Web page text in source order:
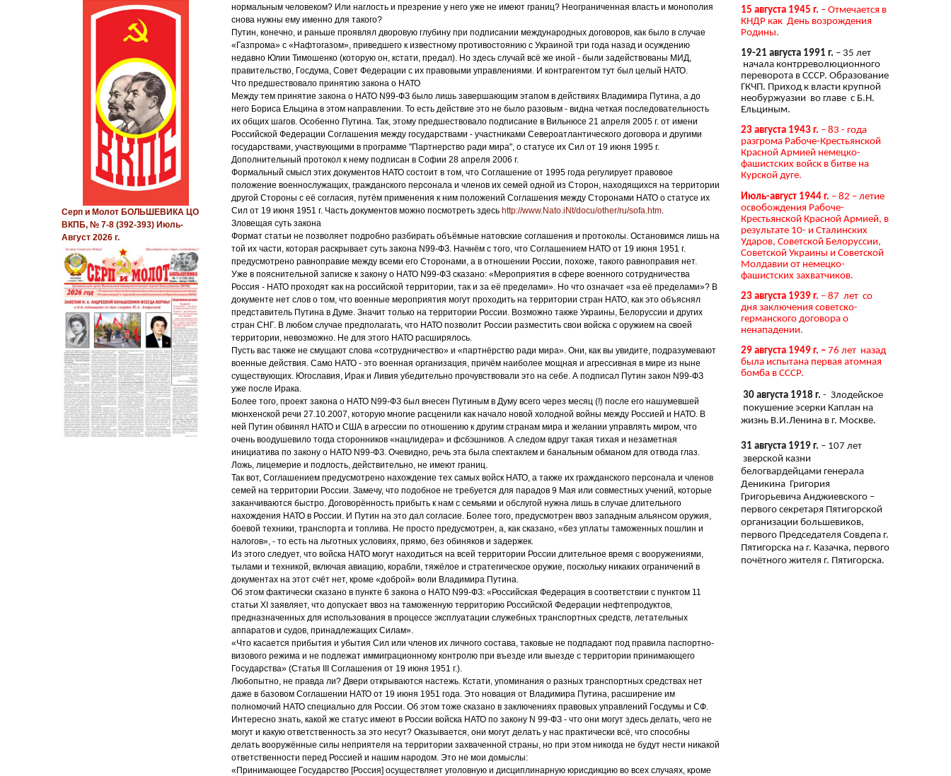
нормальным человеком? Или наглость и презрение у него уже не имеют границ? Неограниченная власть и монополия
снова нужны ему именно для такого?
Путин, конечно, и раньше проявлял дворовую глубину при подписании международных договоров, как было в случае
«Газпрома» с «Нафтогазом», приведшего к известному противостоянию с Украиной три года назад и осуждению
недавно Юлии Тимошенко (которую он, кстати, предал). Но здесь случай всё же иной - были задействованы МИД,
правительство, Госдума, Совет Федерации с их правовыми управлениями. И контрагентом тут был целый НАТО.
Что предшествовало принятию закона о НАТО
Между тем принятие закона о НАТО N99-ФЗ было лишь завершающим этапом в действиях Владимира Путина, а до
него Бориса Ельцина в этом направлении. То есть действие это не было разовым - видна четкая последовательность
их общих шагов. Особенно Путина. Так, этому предшествовало подписание в Вильнюсе 21 апреля 2005 г. от имени
Российской Федерации Соглашения между государствами - участниками Североатлантического договора и другими
государствами, участвующими в программе "Партнерство ради мира", о статусе их Сил от 19 июня 1995 г.
Дополнительный протокол к нему подписан в Софии 28 апреля 2006 г.
Формальный смысл этих документов НАТО состоит в том, что Соглашение от 1995 года регулирует правовое
положение военнослужащих, гражданского персонала и членов их семей одной из Сторон, находящихся на территории
другой Стороны с её согласия, путём применения к ним положений Соглашения между Сторонами НАТО о статусе их
Сил от 19 июня 1951 г. Часть документов можно посмотреть здесь http://www.Nato.iNt/docu/other/ru/sofa.htm.
Зловещая суть закона
Формат статьи не позволяет подробно разбирать объёмные натовские соглашения и протоколы. Остановимся лишь на
той их части, которая раскрывает суть закона N99-ФЗ. Начнём с того, что Соглашением НАТО от 19 июня 1951 г.
предусмотрено равноправие между всеми его Сторонами, а в отношении России, похоже, такого равноправия нет.
Уже в пояснительной записке к закону о НАТО N99-ФЗ сказано: «Мероприятия в сфере военного сотрудничества
Россия - НАТО проходят как на российской территории, так и за её пределами». Но что означает «за её пределами»? В
документе нет слов о том, что военные мероприятия могут проходить на территории стран НАТО, как это объяснял
представитель Путина в Думе. Значит только на территории России. Возможно также Украины, Белоруссии и других
стран СНГ. В любом случае предполагать, что НАТО позволит России разместить свои войска с оружием на своей
территории, невозможно. Не для этого НАТО расширялось.
Пусть вас также не смущают слова «сотрудничество» и «партнёрство ради мира». Они, как вы увидите, подразумевают
военные действия. Само НАТО - это военная организация, причём наиболее мощная и агрессивная в мире из ныне
существующих. Югославия, Ирак и Ливия убедительно прочувствовали это на себе. А подписал Путин закон N99-ФЗ
уже после Ирака.
Более того, проект закона о НАТО N99-ФЗ был внесен Путиным в Думу всего через месяц (!) после его нашумевшей
мюнхенской речи 27.10.2007, которую многие расценили как начало новой холодной войны между Россией и НАТО. В
ней Путин обвинял НАТО и США в агрессии по отношению к другим странам мира и желании управлять миром, что
очень воодушевило тогда сторонников «нацлидера» и фсбэшников. А следом вдруг такая тихая и незаметная
инициатива по закону о НАТО N99-ФЗ. Очевидно, речь эта была спектаклем и банальным обманом для отвода глаз.
Ложь, лицемерие и подлость, действительно, не имеют границ.
Так вот, Соглашением предусмотрено нахождение тех самых войск НАТО, а также их гражданского персонала и членов
семей на территории России. Замечу, что подобное не требуется для парадов 9 Мая или совместных учений, которые
заканчиваются быстро. Договорённость прибыть к нам с семьями и обслугой нужна лишь в случае длительного
нахождения НАТО в России. И Путин на это дал согласие. Более того, предусмотрен ввоз западным альянсом оружия,
боевой техники, транспорта и топлива. Не просто предусмотрен, а, как сказано, «без уплаты таможенных пошлин и
налогов», - то есть на льготных условиях, прямо, без обиняков и задержек.
Из этого следует, что войска НАТО могут находиться на всей территории России длительное время с вооружениями,
тылами и техникой, включая авиацию, корабли, тяжёлое и стратегическое оружие, поскольку никаких ограничений в
документах на этот счёт нет, кроме «доброй» воли Владимира Путина.
Об этом фактически сказано в пункте 6 закона о НАТО N99-ФЗ: «Российская Федерация в соответствии с пунктом 11
статьи XI заявляет, что допускает ввоз на таможенную территорию Российской Федерации нефтепродуктов,
предназначенных для использования в процессе эксплуатации служебных транспортных средств, летательных
аппаратов и судов, принадлежащих Силам».
«Что касается прибытия и убытия Сил или членов их личного состава, таковые не подпадают под правила паспортно-
визового режима и не подлежат иммиграционному контролю при въезде или выезде с территории принимающего
Государства» (Статья III Соглашения от 19 июня 1951 г.).
Любопытно, не правда ли? Двери открываются настежь. Кстати, упоминания о разных транспортных средствах нет
даже в базовом Соглашении НАТО от 19 июня 1951 года. Это новация от Владимира Путина, расширение им
полномочий НАТО специально для России. Об этом тоже сказано в заключениях правовых управлений Госдумы и СФ.
Интересно знать, какой же статус имеют в России войска НАТО по закону N 99-ФЗ - что они могут здесь делать, чего не
могут и какую ответственность за это несут? Оказывается, они могут делать у нас практически всё, что способны
делать вооружённые силы неприятеля на территории захваченной страны, но при этом никогда не будут нести никакой
ответственности перед Россией и нашим народом. Это не мои домыслы:
«Принимающее Государство [Россия] осуществляет уголовную и дисциплинарную юрисдикцию во всех случаях, кроме
Серп и Молот БОЛЬШЕВИКА ЦО
ВКПБ, № 7-8 (392-393) Июль-
Август 2026 г.
15 августа 1945 г. – Отмечается в
КНДР как День возрождения
Родины.
19-21 августа 1991 г. – 35 лет
начала контрреволюционного
переворота в СССР. Образование
ГКЧП. Приход к власти крупной
необуржуазии во главе с Б.Н.
Ельциным.
23 августа 1943 г. – 83 - года
разгрома Рабоче-Крестьянской
Красной Армией немецко-
фашистских войск в битве на
Курской дуге.
Июль-август 1944 г. – 82 – летие
освобождения Рабоче-
Крестьянской Красной Армией, в
результате 10- и Сталинских
Ударов, Советской Белоруссии,
Советской Украины и Советской
Молдавии от немецко-
фашистских захватчиков.
23 августа 1939 г. – 87 лет со
дня заключения советско-
германского договора о
ненападении.
29 августа 1949 г. – 76 лет назад
была испытана первая атомная
бомба в СССР.
30 августа 1918 г. - Злодейское
покушение эсерки Каплан на
жизнь В.И.Ленина в г. Москве.
31 августа 1919 г. – 107 лет
зверской казни
белогвардейцами генерала
Деникина Григория
Григорьевича Анджиевского –
первого секретаря Пятигорской
организации большевиков,
первого Председателя Совдепа г.
Пятигорска на г. Казачка, первого
почётного жителя г. Пятигорска.